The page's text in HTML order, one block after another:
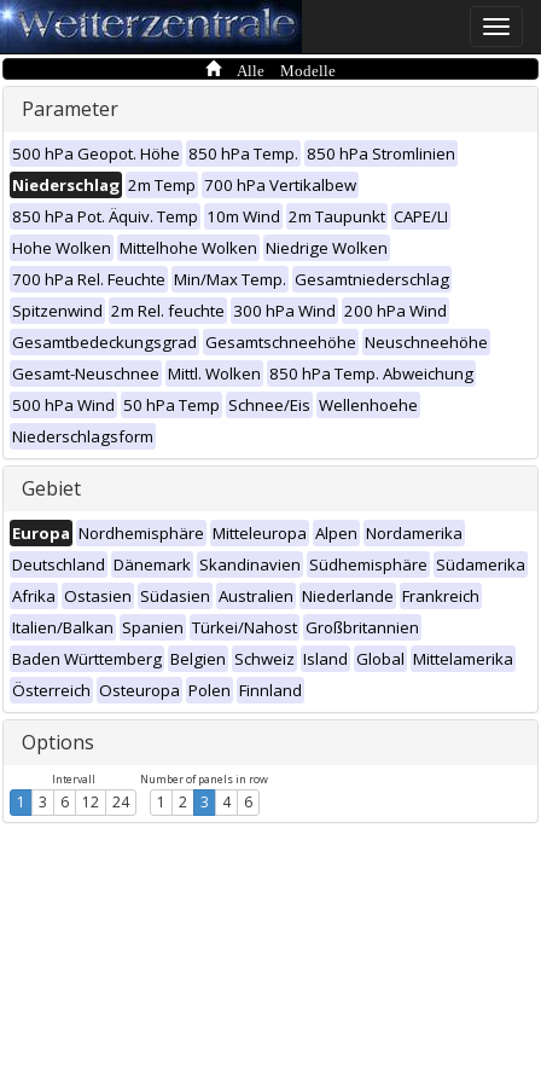
Toggle
Alle Modelle
Parameter
500 hPa Geopot. Höhe 850 hPa Temp. 850 hPa Stromlinien
Niederschlag 2m Temp 700 hPa Vertikalbew
850 hPa Pot. Äquiv. Temp 10m Wind 2m Taupunkt CAPE/LI
Hohe Wolken Mittelhohe Wolken Niedrige Wolken
700 hPa Rel. Feuchte Min/Max Temp. Gesamtniederschlag
Spitzenwind 2m Rel. feuchte 300 hPa Wind 200 hPa Wind
Gesamtbedeckungsgrad Gesamtschneehöhe Neuschneehöhe
Gesamt-Neuschnee Mittl. Wolken 850 hPa Temp. Abweichung
500 hPa Wind 50 hPa Temp Schnee/Eis Wellenhoehe
Niederschlagsform
Gebiet
Europa Nordhemisphäre Mitteleuropa Alpen Nordamerika
Deutschland Dänemark Skandinavien Südhemisphäre Südamerika
Afrika Ostasien Südasien Australien Niederlande Frankreich
Italien/Balkan Spanien Türkei/Nahost Großbritannien
Baden Württemberg Belgien Schweiz Island Global Mittelamerika
Österreich Osteuropa Polen Finnland
Options
Intervall
1 3 6 12 24
Number of panels in row
1 2 3 4 6